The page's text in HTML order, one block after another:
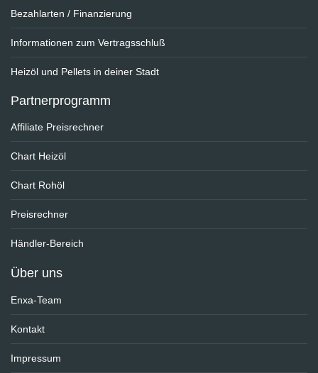
Bezahlarten / Finanzierung
Informationen zum Vertragsschluß
Heizöl und Pellets in deiner Stadt
Partnerprogramm
Affiliate Preisrechner
Chart Heizöl
Chart Rohöl
Preisrechner
Händler-Bereich
Über uns
Enxa-Team
Kontakt
Impressum